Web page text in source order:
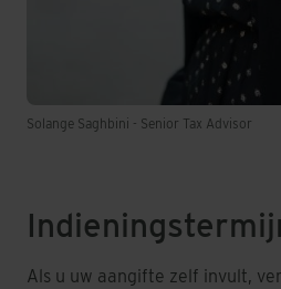
Solange Saghbini - Senior Tax Advisor
Als u uw aangifte zelf invult,